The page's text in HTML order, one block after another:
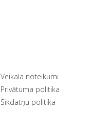
Veikala noteikumi
Privātuma politika
Sīkdatņu politika